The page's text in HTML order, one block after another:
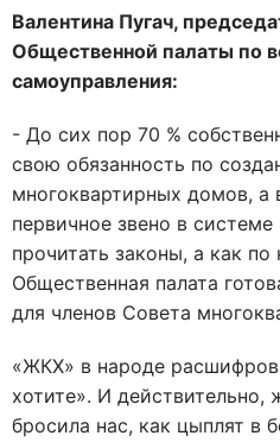
Валентина Пугач,
Общественной палаты по
самоуправления:
- До сих пор 70 %
свою обязанность по
многоквартирных домов, а
первичное звено в
прочитать законы, а как по
Общественная палата
для членов Совета
«ЖКХ» в народе
хотите». И
бросила нас, как цыплят в